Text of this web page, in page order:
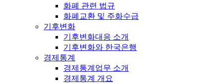
화폐 관련 법규
화폐교환 및 주화수급
기후변화
기후변화대응 소개
기후변화와 한국은행
경제통계
경제통계업무 소개
경제통계 개요